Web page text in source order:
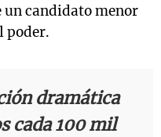
candidato menor
poder.
dramática
cada 100 mil